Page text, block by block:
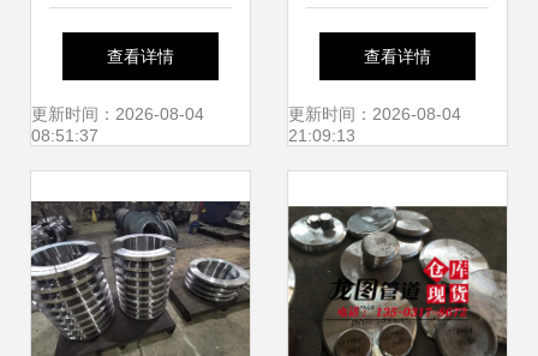
接头与绝缘法兰在
天然气管道中的应
查看详情
更新时间：2026-08-04
08:51:37
安装与使用注意事
项全解析
查看详情
更新时间：2026-08-04
21:09:13